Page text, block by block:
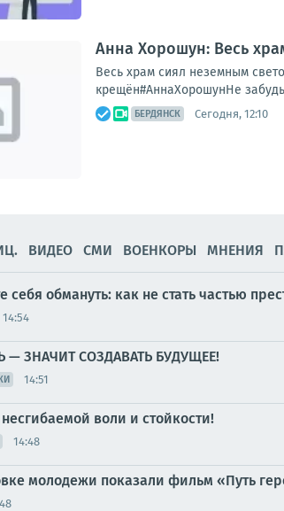
Анна Хорошун: Весь
Весь храм сиял неземным
крещён#АннаХорошунНе
БЕРДЯНСК Сегодня, 12:10
ВИДЕО СМИ ВОЕНКОРЫ МНЕНИЯ
себя обмануть: как не стать частью
14:54
— ЗНАЧИТ СОЗДАВАТЬ БУДУЩЕЕ!
14:51
воли и стойкости!
14:48
молодежи показали фильм «Путь